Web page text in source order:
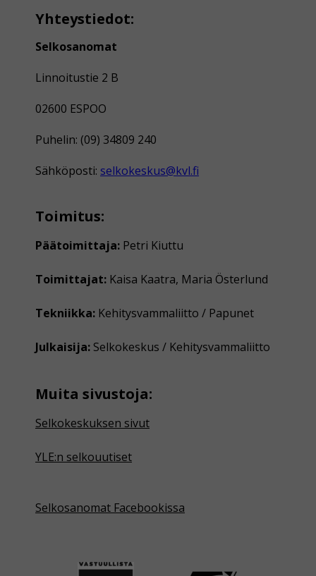
Yhteystiedot:
Selkosanomat
Linnoitustie 2 B
02600 ESPOO
Puhelin: (09) 34809 240
Sähköposti: selkokeskus@kvl.fi
Toimitus:
Päätoimittaja: Petri Kiuttu
Toimittajat: Kaisa Kaatra, Maria Österlund
Tekniikka: Kehitysvammaliitto / Papunet
Julkaisija: Selkokeskus / Kehitysvammaliitto
Muita sivustoja:
Selkokeskuksen sivut
YLE:n selkouutiset
Selkosanomat Facebookissa